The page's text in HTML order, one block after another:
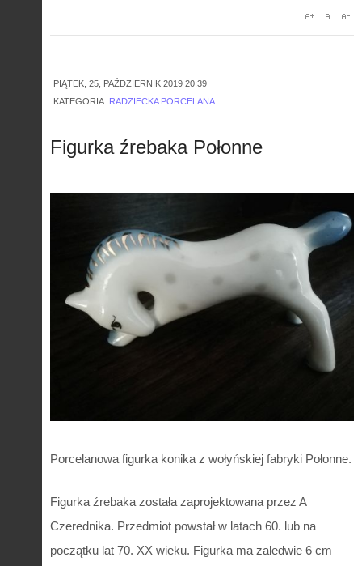
PIĄTEK, 25, PAŹDZIERNIK 2019 20:39
KATEGORIA: RADZIECKA PORCELANA
Figurka źrebaka Połonne
Porcelanowa figurka konika z wołyńskiej fabryki Połonne.
Figurka źrebaka została zaprojektowana przez A
Czerednika. Przedmiot powstał w latach 60. lub na
początku lat 70. XX wieku. Figurka ma zaledwie 6 cm